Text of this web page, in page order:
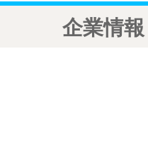
企業情報